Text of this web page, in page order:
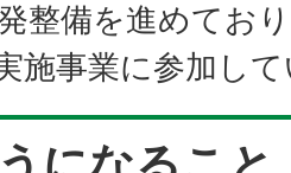
整備を進めてお
施事業に参加し